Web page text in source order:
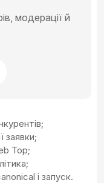
модерації й
заявки;
Top;
і запуск.